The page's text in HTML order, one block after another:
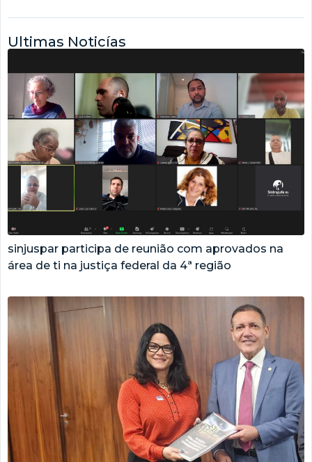
Ultimas Noticías
sinjuspar participa de reunião com aprovados na
área de ti na justiça federal da 4ª região